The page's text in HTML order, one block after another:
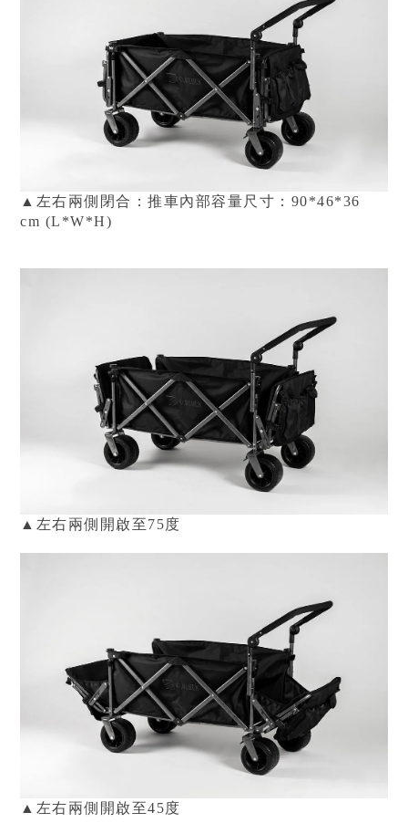
▲左右兩側閉合：推車內部容量尺寸： 90*46*36
cm (L*W*H)
▲左右兩側開啟至75度
▲左右兩側開啟至45度